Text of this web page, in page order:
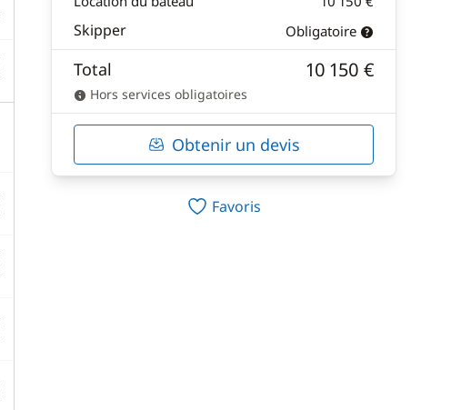
Skipper Obligatoire
Total 10 150 €
Hors services obligatoires
Obtenir un devis
Favoris